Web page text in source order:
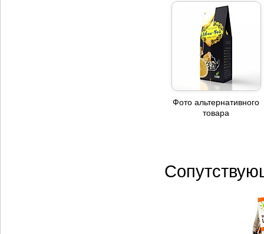
Фото альтернативного
товара